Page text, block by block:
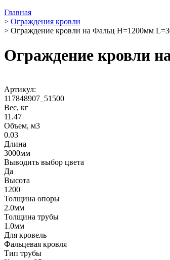
Главная
> Ограждения кровли
> Ограждение кровли на Фальц H=1200мм
Ограждение кровли
Артикул:
117848907_51500
Вес, кг
11.47
Объем, м3
0.03
Длина
3000мм
Выводить выбор цвета
Да
Высота
1200
Толщина опоры
2.0мм
Толщина трубы
1.0мм
Для кровель
Фальцевая кровля
Тип трубы